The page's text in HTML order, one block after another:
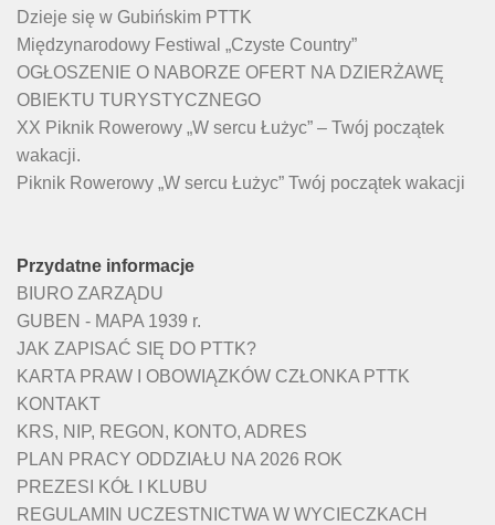
Dzieje się w Gubińskim PTTK
Międzynarodowy Festiwal „Czyste Country”
OGŁOSZENIE O NABORZE OFERT NA DZIERŻAWĘ
OBIEKTU TURYSTYCZNEGO
XX Piknik Rowerowy „W sercu Łużyc” – Twój początek
wakacji.
Piknik Rowerowy „W sercu Łużyc” Twój początek wakacji
Przydatne informacje
BIURO ZARZĄDU
GUBEN - MAPA 1939 r.
JAK ZAPISAĆ SIĘ DO PTTK?
KARTA PRAW I OBOWIĄZKÓW CZŁONKA PTTK
KONTAKT
KRS, NIP, REGON, KONTO, ADRES
PLAN PRACY ODDZIAŁU NA 2026 ROK
PREZESI KÓŁ I KLUBU
REGULAMIN UCZESTNICTWA W WYCIECZKACH